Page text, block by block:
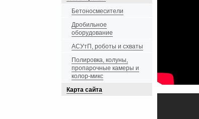
Бетоносмесители
Дробильное
оборудование
АСУтП, роботы и схваты
Полировка, колуны,
пропарочные камеры и
колор-микс
Карта сайта